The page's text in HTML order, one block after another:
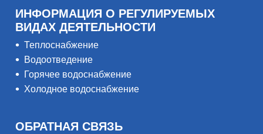
ИНФОРМАЦИЯ О РЕГУЛИРУЕМЫХ
ВИДАХ ДЕЯТЕЛЬНОСТИ
Теплоснабжение
Водоотведение
Горячее водоснабжение
Холодное водоснабжение
ОБРАТНАЯ СВЯЗЬ